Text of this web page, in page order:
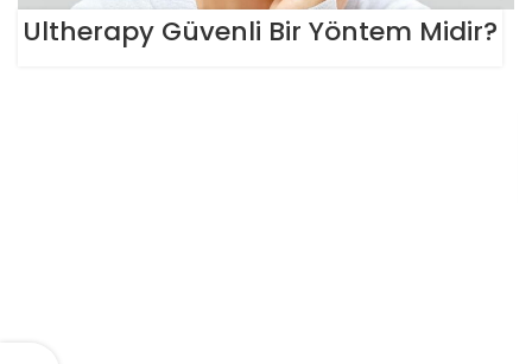
Ultherapy Güvenli Bir Yöntem Midir?